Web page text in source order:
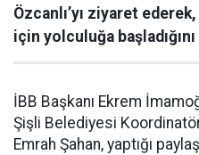
Özcanlı’yı ziyaret
için yolculuğa
İBB Başkanı Ekrem
Şişli Belediyesi Koordinatör
Emrah Şahan, yaptığı